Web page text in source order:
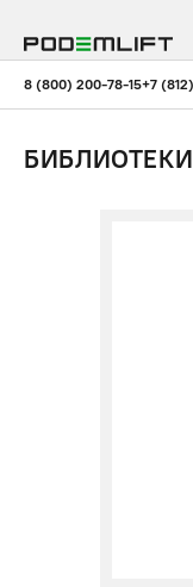
8 (800) 200-78-15+7
БИБЛИОТЕКИ